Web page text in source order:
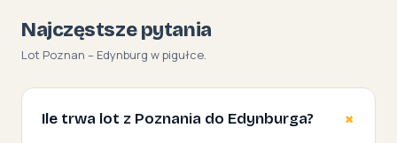
Najczęstsze pytania
Lot Poznan – Edynburg w pigułce.
Ile trwa lot z Poznania do Edynburga?